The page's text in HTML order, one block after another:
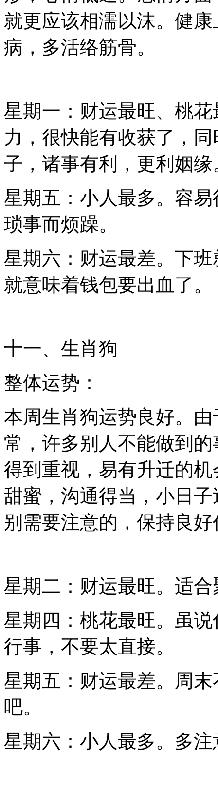
就更应该相濡以沫。健
病，多活络筋骨。
星期一：财运最旺、桃
力，很快能有收获了，
子，诸事有利，更利姻缘
星期五：小人最多。容
琐事而烦躁。
星期六：财运最差。下
就意味着钱包要出血了。
十一、生肖狗
整体运势：
本周生肖狗运势良好。
常，许多别人不能做到
得到重视，易有升迁的
甜蜜，沟通得当，小日
别需要注意的，保持良
星期二：财运最旺。适
星期四：桃花最旺。虽
行事，不要太直接。
星期五：财运最差。周
吧。
星期六：小人最多。多